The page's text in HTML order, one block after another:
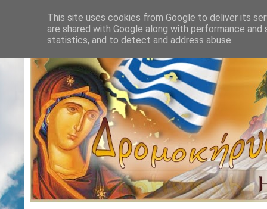
This site uses cookies from Google to deliver its
are shared with Google along with performance
statistics, and to detect and address abuse.